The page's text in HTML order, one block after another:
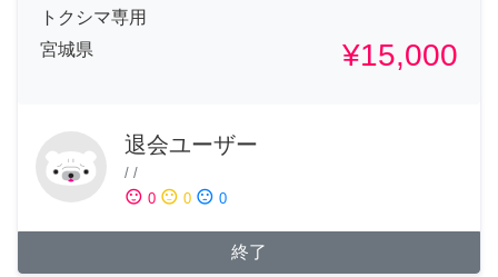
トクシマ専用
宮城県
¥15,000
退会ユーザー
/ /
sentiment_satisfied 0 sentiment_neutral 0 sentiment_dissatisfied 0
終了